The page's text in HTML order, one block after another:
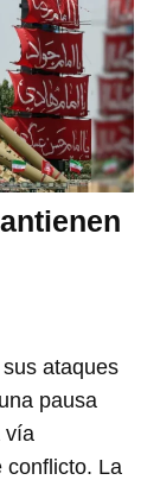
ataques
pausa
vía
conflicto. La